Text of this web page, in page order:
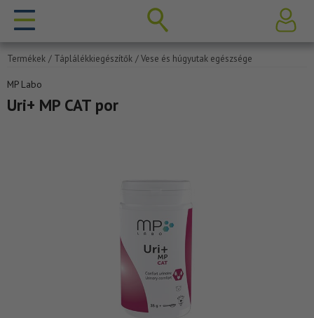
Termékek / Táplálékkiegészítők / Vese és húgyutak egészsége
MP Labo
Uri+ MP CAT por